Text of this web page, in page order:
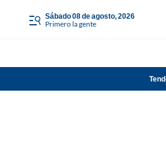
sábado 08 de agosto, 2026
Primero la gente